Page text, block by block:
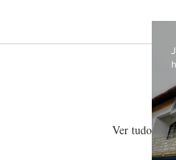
Ver tudo